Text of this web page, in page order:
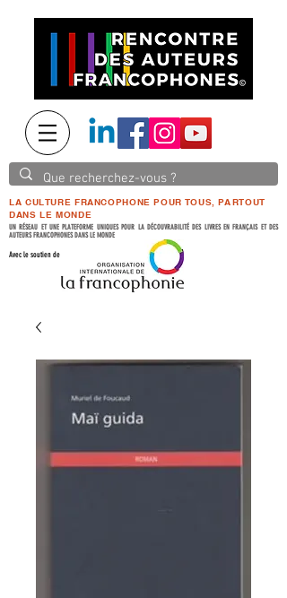
LA CULTURE FRANCOPHONE POUR TOUS, PARTOUT
DANS LE MONDE
UN RÉSEAU ET UNE PLATEFORME UNIQUES POUR LA DÉCOUVRABILITÉ DES LIVRES EN FRANÇAIS ET DES
AUTEURS FRANCOPHONES DANS LE MONDE
Avec le soutien de